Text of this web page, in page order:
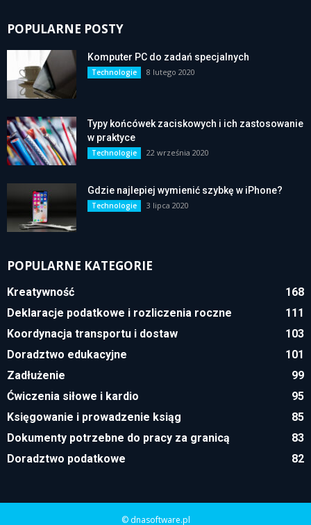
POPULARNE POSTY
Komputer PC do zadań specjalnych
Technologie 8 lutego 2020
Typy końcówek zaciskowych i ich zastosowanie
w praktyce
Technologie 22 września 2020
Gdzie najlepiej wymienić szybkę w iPhone?
Technologie 3 lipca 2020
POPULARNE KATEGORIE
Kreatywność
168
Deklaracje podatkowe i rozliczenia roczne
111
Koordynacja transportu i dostaw
103
Doradztwo edukacyjne
101
Zadłużenie
99
Ćwiczenia siłowe i kardio
95
Księgowanie i prowadzenie ksiąg
85
Dokumenty potrzebne do pracy za granicą
83
Doradztwo podatkowe
82
© dnasoftware.pl